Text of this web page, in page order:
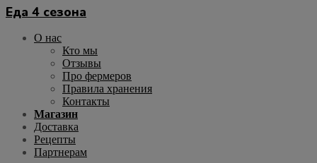
Еда 4 сезона
О нас
Кто мы
Отзывы
Про фермеров
Правила хранения
Контакты
Магазин
Доставка
Рецепты
Партнерам